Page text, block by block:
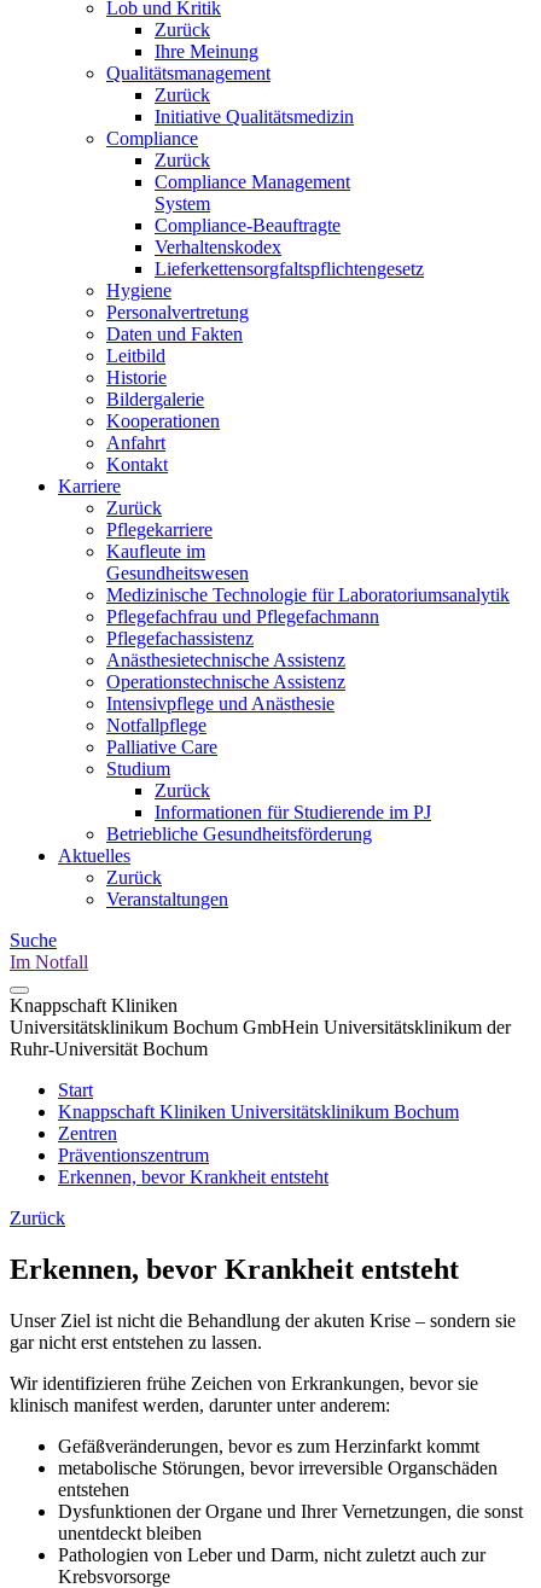
Lob und Kritik
Zurück
Ihre Meinung
Qualitätsmanagement
Zurück
Initiative Qualitätsmedizin
Compliance
Zurück
Compliance Management
System
Compliance-Beauftragte
Verhaltenskodex
Lieferkettensorgfaltspflichtengesetz
Hygiene
Personalvertretung
Daten und Fakten
Leitbild
Historie
Bildergalerie
Kooperationen
Anfahrt
Kontakt
Karriere
Zurück
Pflegekarriere
Kaufleute im
Gesundheitswesen
Medizinische Technologie für Laboratoriumsanalytik
Pflegefachfrau und Pflegefachmann
Pflegefachassistenz
Anästhesietechnische Assistenz
Operationstechnische Assistenz
Intensivpflege und Anästhesie
Notfallpflege
Palliative Care
Studium
Zurück
Informationen für Studierende im PJ
Betriebliche Gesundheitsförderung
Aktuelles
Zurück
Veranstaltungen
Suche
Im Notfall
Knappschaft Kliniken
Universitätsklinikum Bochum GmbHein Universitätsklinikum der
Ruhr-Universität Bochum
Start
Knappschaft Kliniken Universitätsklinikum Bochum
Zentren
Präventionszentrum
Erkennen, bevor Krankheit entsteht
Zurück
Erkennen, bevor Krankheit entsteht
Unser Ziel ist nicht die Behandlung der akuten Krise – sondern sie
gar nicht erst entstehen zu lassen.
Wir identifizieren frühe Zeichen von Erkrankungen, bevor sie
klinisch manifest werden, darunter unter anderem:
Gefäßveränderungen, bevor es zum Herzinfarkt kommt
metabolische Störungen, bevor irreversible Organschäden
entstehen
Dysfunktionen der Organe und Ihrer Vernetzungen, die sonst
unentdeckt bleiben
Pathologien von Leber und Darm, nicht zuletzt auch zur
Krebsvorsorge